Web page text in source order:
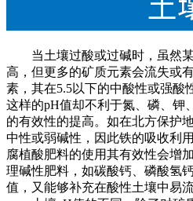
当土壤过酸或过碱时，虽然某
高，但更多的矿质元素会流失或
素，其在5.5以下的中酸性或强酸
这样的pH值却不利于氮、磷、钾
的有效性的提高。如在北方保护
中性或弱碱性，因此铁的吸收利
腐植酸肥料的使用其有效性会增
理碱性肥料，如碳酸钙、磷酸氢
值，又能够补充在酸性土壤中易